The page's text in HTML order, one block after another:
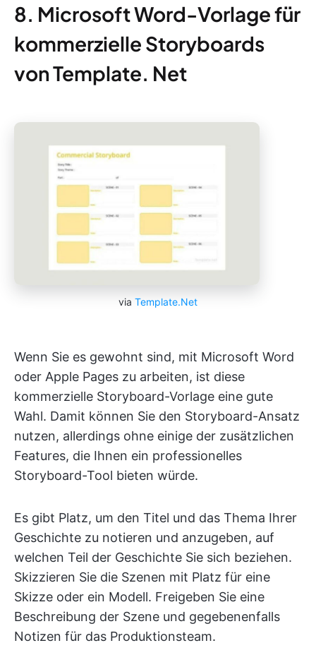
8. Microsoft Word-Vorlage für
kommerzielle Storyboards
von Template. Net
via Template.Net
Wenn Sie es gewohnt sind, mit Microsoft Word
oder Apple Pages zu arbeiten, ist diese
kommerzielle Storyboard-Vorlage eine gute
Wahl. Damit können Sie den Storyboard-Ansatz
nutzen, allerdings ohne einige der zusätzlichen
Features, die Ihnen ein professionelles
Storyboard-Tool bieten würde.
Es gibt Platz, um den Titel und das Thema Ihrer
Geschichte zu notieren und anzugeben, auf
welchen Teil der Geschichte Sie sich beziehen.
Skizzieren Sie die Szenen mit Platz für eine
Skizze oder ein Modell. Freigeben Sie eine
Beschreibung der Szene und gegebenenfalls
Notizen für das Produktionsteam.